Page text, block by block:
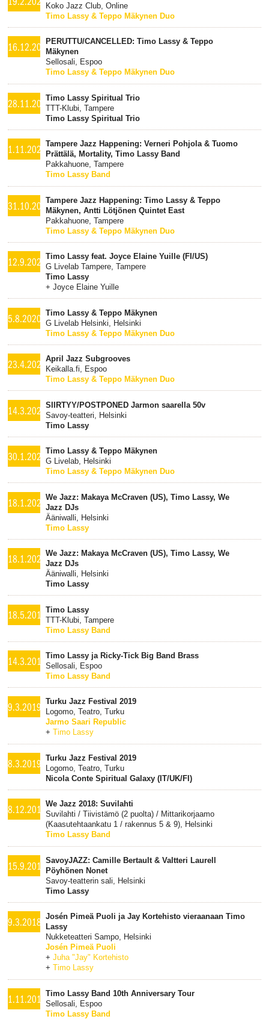
Koko Jazz Club, Online
Timo Lassy & Teppo Mäkynen Duo
16.12.2020PERUTTU/CANCELLED: Timo Lassy & Teppo
Mäkynen
Sellosali, Espoo
Timo Lassy & Teppo Mäkynen Duo
28.11.2020Timo Lassy Spiritual Trio
TTT-Klubi, Tampere
Timo Lassy Spiritual Trio
1.11.2020Tampere Jazz Happening: Verneri Pohjola & Tuomo
Prättälä, Mortality, Timo Lassy Band
Pakkahuone, Tampere
Timo Lassy Band
31.10.2020Tampere Jazz Happening: Timo Lassy & Teppo
Mäkynen, Antti Lötjönen Quintet East
Pakkahuone, Tampere
Timo Lassy & Teppo Mäkynen Duo
12.9.2020Timo Lassy feat. Joyce Elaine Yuille (FI/US)
G Livelab Tampere, Tampere
Timo Lassy
+ Joyce Elaine Yuille
5.8.2020
Timo Lassy & Teppo Mäkynen
G Livelab Helsinki, Helsinki
Timo Lassy & Teppo Mäkynen Duo
23.4.2020April Jazz Subgrooves
Keikalla.fi, Espoo
Timo Lassy & Teppo Mäkynen Duo
14.3.2020SIIRTYY/POSTPONED Jarmon saarella 50v
Savoy-teatteri, Helsinki
Timo Lassy
30.1.2020Timo Lassy & Teppo Mäkynen
G Livelab, Helsinki
Timo Lassy & Teppo Mäkynen Duo
18.1.2020
We Jazz: Makaya McCraven (US), Timo Lassy, We
Jazz DJs
Ääniwalli, Helsinki
Timo Lassy
18.1.2020
We Jazz: Makaya McCraven (US), Timo Lassy, We
Jazz DJs
Ääniwalli, Helsinki
Timo Lassy
18.5.2019Timo Lassy
TTT-Klubi, Tampere
Timo Lassy Band
14.3.2019
Timo Lassy ja Ricky-Tick Big Band Brass
Sellosali, Espoo
Timo Lassy Band
9.3.2019
Turku Jazz Festival 2019
Logomo, Teatro, Turku
Jarmo Saari Republic
+Timo Lassy
8.3.2019
Turku Jazz Festival 2019
Logomo, Teatro, Turku
Nicola Conte Spiritual Galaxy (IT/UK/FI)
8.12.2018
We Jazz 2018: Suvilahti
Suvilahti / Tiivistämö (2 puolta) / Mittarikorjaamo
(Kaasutehtaankatu 1 / rakennus 5 & 9), Helsinki
Timo Lassy Band
15.9.2018SavoyJAZZ: Camille Bertault & Valtteri Laurell
Pöyhönen Nonet
Savoy-teatterin sali, Helsinki
Timo Lassy
9.3.2018
Josén Pimeä Puoli ja Jay Kortehisto vieraanaan Timo
Lassy
Nukketeatteri Sampo, Helsinki
Josén Pimeä Puoli
+Juha "Jay" Kortehisto
+Timo Lassy
1.11.2017
Timo Lassy Band 10th Anniversary Tour
Sellosali, Espoo
Timo Lassy Band